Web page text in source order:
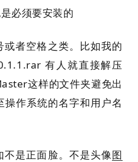
必须要安装的
者空格之类。比如我的
有人就直接解压
这样的文件夹避免出
操作系统的名字和用户名
不是正面脸。不是头像图